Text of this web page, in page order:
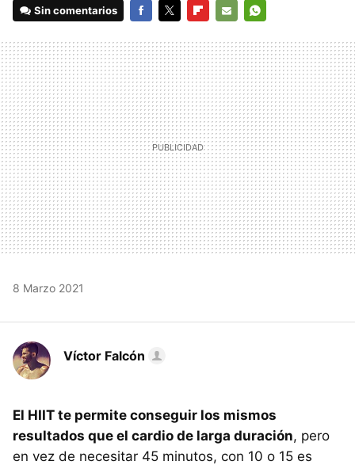
Sin comentarios
MAIL
8 Marzo 2021
Víctor Falcón
El HIIT te permite conseguir los mismos
resultados que el cardio de larga duración, pero
en vez de necesitar 45 minutos, con 10 o 15 es